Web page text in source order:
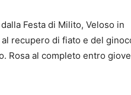
Festa di Milito, Veloso in
recupero di fiato e del
Rosa al completo entro